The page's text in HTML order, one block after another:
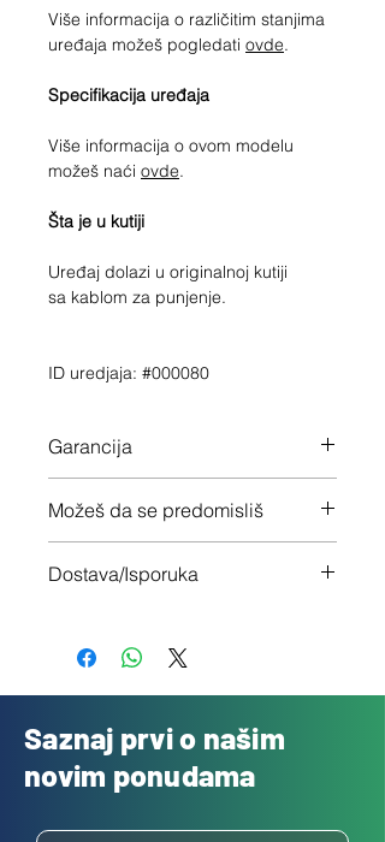
Više informacija o različitim stanjima
uređaja možeš pogledati ovde.
Specifikacija uređaja
Više informacija o ovom modelu
možeš naći ovde.
Šta je u kutiji
Uređaj dolazi u originalnoj kutiji
sa kablom za punjenje.
ID uredjaja: #000080
Garancija
Možeš da se predomisliš
nisi zadovoljan
Dostava/Isporuka
Saznaj prvi o našim
novim ponudama